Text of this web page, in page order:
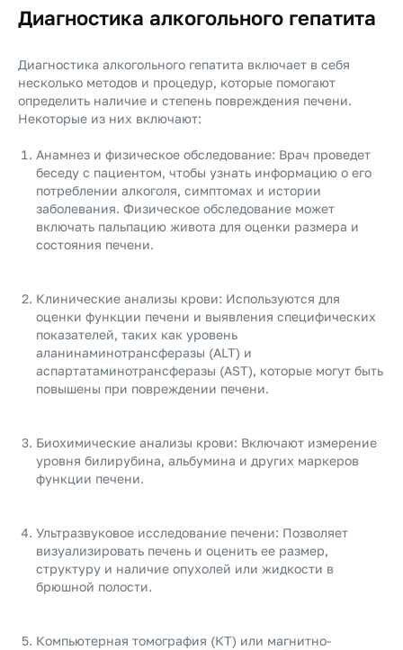
Диагностика алкогольного гепатита
Диагностика алкогольного гепатита включает в себя
несколько методов и процедур, которые помогают
определить наличие и степень повреждения печени.
Некоторые из них включают:
Анамнез и физическое обследование: Врач проведет
беседу с пациентом, чтобы узнать информацию о его
потреблении алкоголя, симптомах и истории
заболевания. Физическое обследование может
включать пальпацию живота для оценки размера и
состояния печени.
Клинические анализы крови: Используются для
оценки функции печени и выявления специфических
показателей, таких как уровень
аланинаминотрансферазы (ALT) и
аспартатаминотрансферазы (AST), которые могут быть
повышены при повреждении печени.
Биохимические анализы крови: Включают измерение
уровня билирубина, альбумина и других маркеров
функции печени.
Ультразвуковое исследование печени: Позволяет
визуализировать печень и оценить ее размер,
структуру и наличие опухолей или жидкости в
брюшной полости.
Компьютерная томография (КТ) или магнитно-